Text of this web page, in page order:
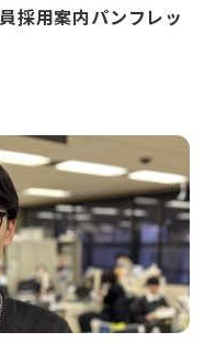
採用案内パンフレッ